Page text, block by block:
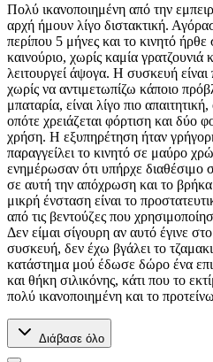
Πολύ ικανοποιημένη από την
αρχή ήμουν λίγο διστακτική.
περίπου 5 μήνες και το κινητό
καινούριο, χωρίς καμία γρατζουνιά
λειτουργεί άψογα. Η συσκευή
χωρίς να αντιμετωπίζω κάποιο
μπαταρία, είναι λίγο πιο
οπότε χρειάζεται φόρτιση και δύο
χρήση. Η εξυπηρέτηση ήταν
παραγγείλει το κινητό σε μαύρο
ενημέρωσαν ότι υπήρχε διαθέσιμο
σε αυτή την απόχρωση και το
μικρή ένσταση είναι το
από τις βεντούζες που
Δεν είμαι σίγουρη αν αυτό έγινε
συσκευή, δεν έχω βγάλει το
κατάστημα μού έδωσε δώρο ένα
και θήκη σιλικόνης, κάτι που το
πολύ ικανοποιημένη και το
Διάβασε όλο